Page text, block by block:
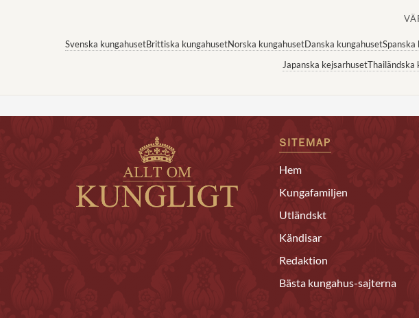
Svenska kungahusetBrittiska kungahusetNorska kungahusetDanska kungahusetSpanska
Japanska kejsarhusetThailändska
SITEMAP
Hem
Kungafamiljen
Utländskt
Kändisar
Redaktion
Bästa kungahus-sajterna